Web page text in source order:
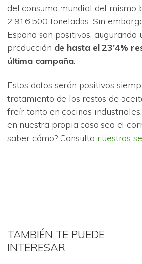
del consumo mundial del mismo
2.916.500 toneladas. Sin
España son positivos, augurando
producción de hasta el 23’4%
última campaña.
Estos datos serán positivos
tratamiento de los restos de
freír tanto en cocinas
en nuestra propia casa sea el
saber cómo? Consulta nuestros
TAMBIÉN TE PUEDE
INTERESAR